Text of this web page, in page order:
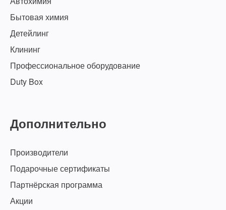
Бытовая химия
Детейлинг
Клининг
Профессиональное оборудование
Duty Box
Дополнительно
Производители
Подарочные сертификаты
Партнёрская программа
Акции